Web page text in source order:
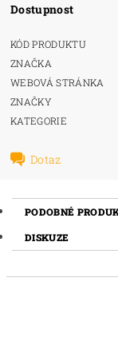
Dostupnost
KÓD PRODUKTU
ZNAČKA
WEBOVÁ STRÁNKA
ZNAČKY
KATEGORIE
Dotaz
PODOBNÉ
DISKUZE